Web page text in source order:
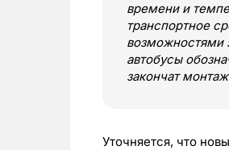
времени и
транспортное
возможностями
автобусы
закончат
Уточняется, что